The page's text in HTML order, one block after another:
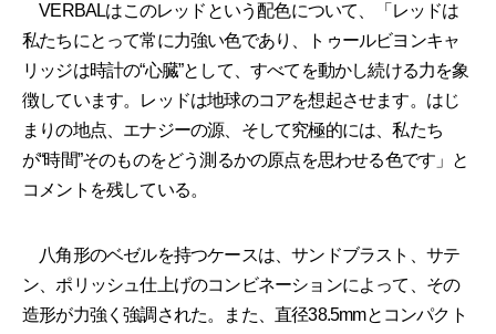
VERBALはこのレッドという配色について、「レッドは
私たちにとって常に力強い色であり、トゥールビヨンキャ
リッジは時計の“心臓”として、すべてを動かし続ける力を象
徴しています。レッドは地球のコアを想起させます。はじ
まりの地点、エナジーの源、そして究極的には、私たち
が“時間”そのものをどう測るかの原点を思わせる色です」と
コメントを残している。
八角形のベゼルを持つケースは、サンドブラスト、サテ
ン、ポリッシュ仕上げのコンビネーションによって、その
造形が力強く強調された。また、直径38.5mmとコンパクト